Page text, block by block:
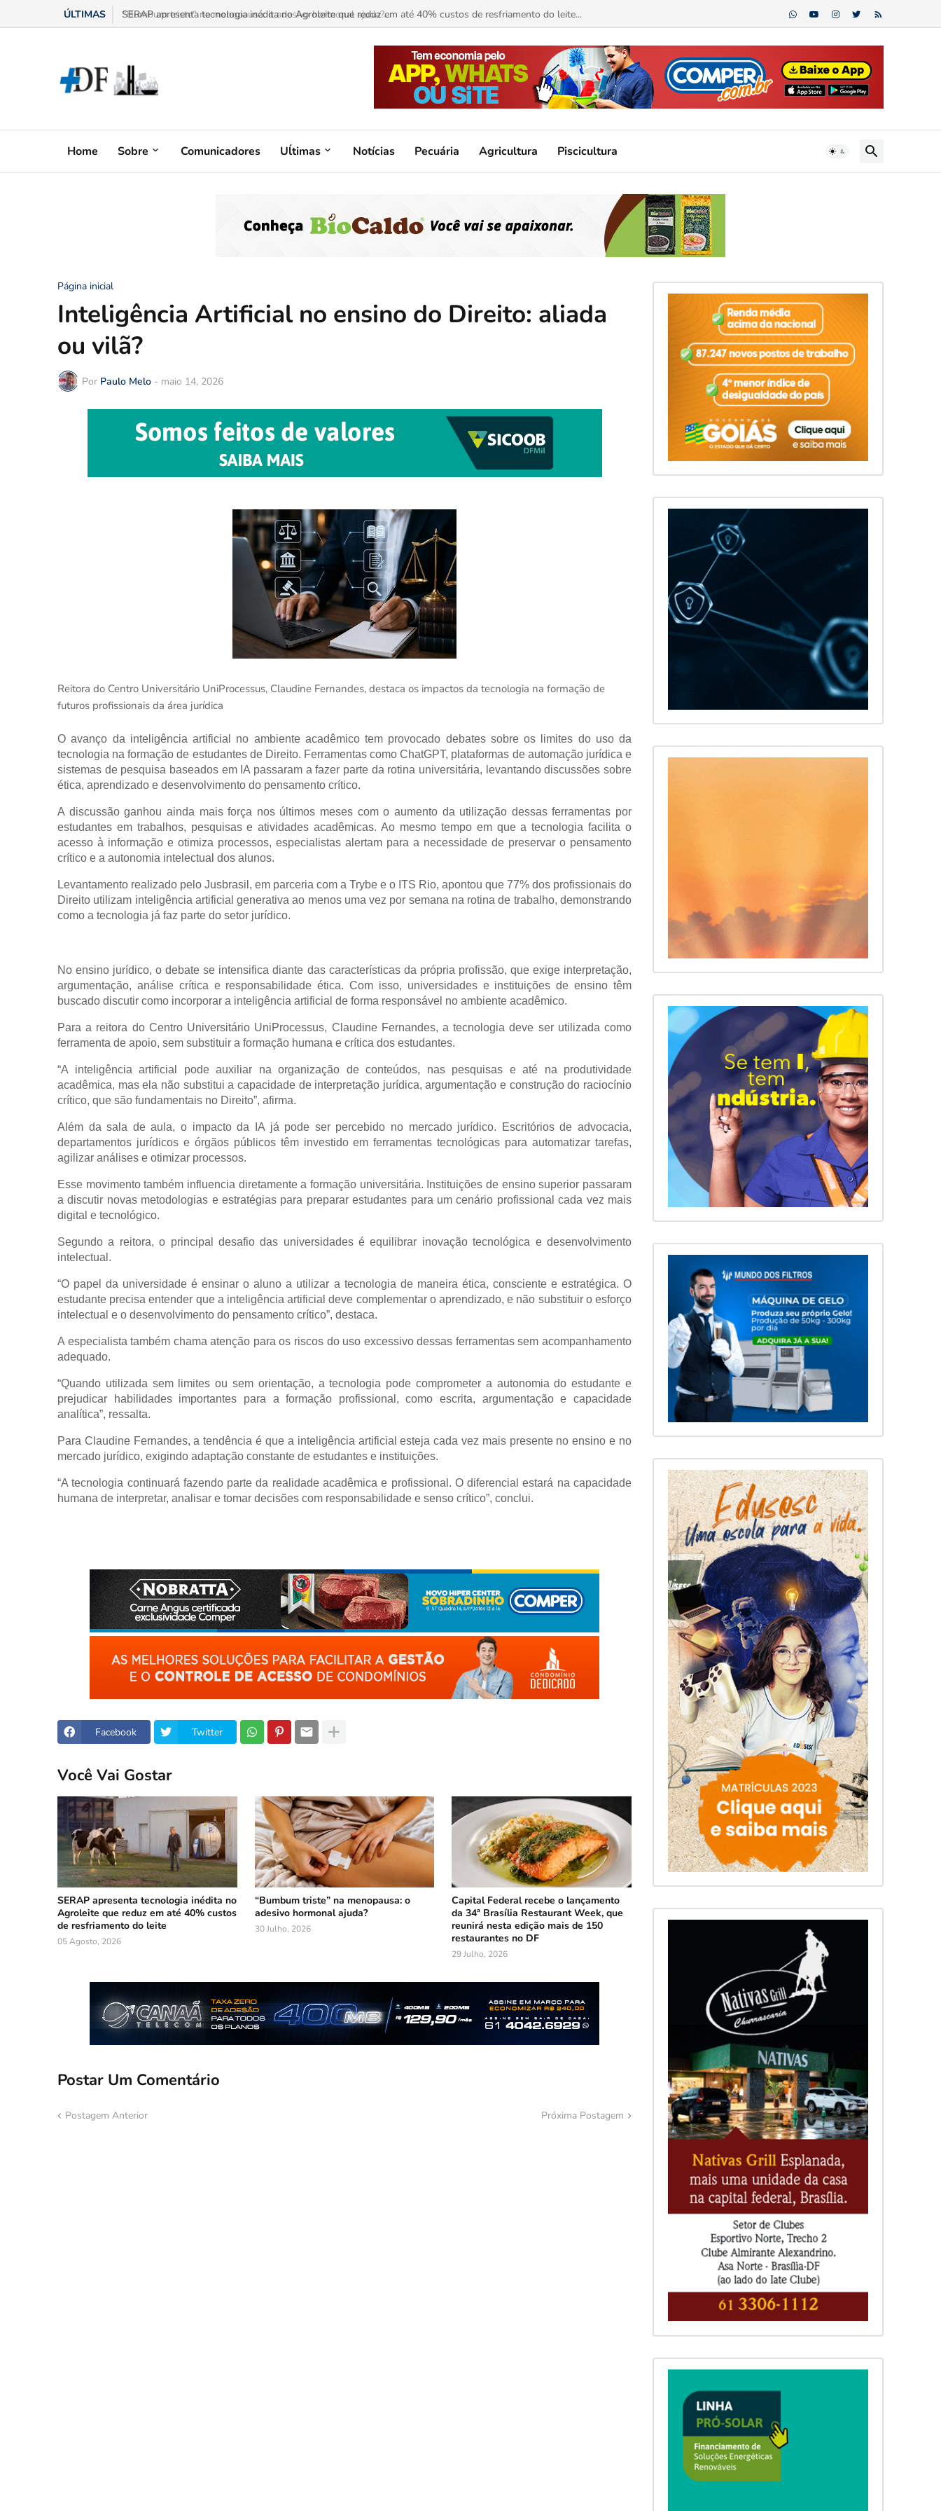
ÚLTIMAS “Bumbum triste” na menopausa: o adesivo hormonal ajuda?...
Home Sobre Comunicadores Uĺtimas Notícias Pecuária Agricultura Piscicultura
Página inicial
Inteligência Artificial no ensino do Direito: aliada
ou vilã?
Por Paulo Melo - maio 14, 2026
Reitora do Centro Universitário UniProcessus, Claudine Fernandes, destaca os impactos da tecnologia na formação de
futuros profissionais da área jurídica
O avanço da inteligência artificial no ambiente acadêmico tem provocado debates sobre os limites do uso da
tecnologia na formação de estudantes de Direito. Ferramentas como ChatGPT, plataformas de automação jurídica e
sistemas de pesquisa baseados em IA passaram a fazer parte da rotina universitária, levantando discussões sobre
ética, aprendizado e desenvolvimento do pensamento crítico.
A discussão ganhou ainda mais força nos últimos meses com o aumento da utilização dessas ferramentas por
estudantes em trabalhos, pesquisas e atividades acadêmicas. Ao mesmo tempo em que a tecnologia facilita o
acesso à informação e otimiza processos, especialistas alertam para a necessidade de preservar o pensamento
crítico e a autonomia intelectual dos alunos.
Levantamento realizado pelo Jusbrasil, em parceria com a Trybe e o ITS Rio, apontou que 77% dos profissionais do
Direito utilizam inteligência artificial generativa ao menos uma vez por semana na rotina de trabalho, demonstrando
como a tecnologia já faz parte do setor jurídico.
No ensino jurídico, o debate se intensifica diante das características da própria profissão, que exige interpretação,
argumentação, análise crítica e responsabilidade ética. Com isso, universidades e instituições de ensino têm
buscado discutir como incorporar a inteligência artificial de forma responsável no ambiente acadêmico.
Para a reitora do Centro Universitário UniProcessus, Claudine Fernandes, a tecnologia deve ser utilizada como
ferramenta de apoio, sem substituir a formação humana e crítica dos estudantes.
“A inteligência artificial pode auxiliar na organização de conteúdos, nas pesquisas e até na produtividade
acadêmica, mas ela não substitui a capacidade de interpretação jurídica, argumentação e construção do raciocínio
crítico, que são fundamentais no Direito”, afirma.
Além da sala de aula, o impacto da IA já pode ser percebido no mercado jurídico. Escritórios de advocacia,
departamentos jurídicos e órgãos públicos têm investido em ferramentas tecnológicas para automatizar tarefas,
agilizar análises e otimizar processos.
Esse movimento também influencia diretamente a formação universitária. Instituições de ensino superior passaram
a discutir novas metodologias e estratégias para preparar estudantes para um cenário profissional cada vez mais
digital e tecnológico.
Segundo a reitora, o principal desafio das universidades é equilibrar inovação tecnológica e desenvolvimento
intelectual.
“O papel da universidade é ensinar o aluno a utilizar a tecnologia de maneira ética, consciente e estratégica. O
estudante precisa entender que a inteligência artificial deve complementar o aprendizado, e não substituir o esforço
intelectual e o desenvolvimento do pensamento crítico”, destaca.
A especialista também chama atenção para os riscos do uso excessivo dessas ferramentas sem acompanhamento
adequado.
“Quando utilizada sem limites ou sem orientação, a tecnologia pode comprometer a autonomia do estudante e
prejudicar habilidades importantes para a formação profissional, como escrita, argumentação e capacidade
analítica”, ressalta.
Para Claudine Fernandes, a tendência é que a inteligência artificial esteja cada vez mais presente no ensino e no
mercado jurídico, exigindo adaptação constante de estudantes e instituições.
“A tecnologia continuará fazendo parte da realidade acadêmica e profissional. O diferencial estará na capacidade
humana de interpretar, analisar e tomar decisões com responsabilidade e senso crítico”, conclui.
Facebook Twitter
Você Vai Gostar
SERAP apresenta tecnologia inédita no
Agroleite que reduz em até 40% custos
de resfriamento do leite
05 Agosto, 2026
“Bumbum triste” na menopausa: o
adesivo hormonal ajuda?
30 Julho, 2026
Capital Federal recebe o lançamento
da 34ª Brasília Restaurant Week, que
reunirá nesta edição mais de 150
restaurantes no DF
29 Julho, 2026
Postar Um Comentário
Postagem Anterior Próxima Postagem